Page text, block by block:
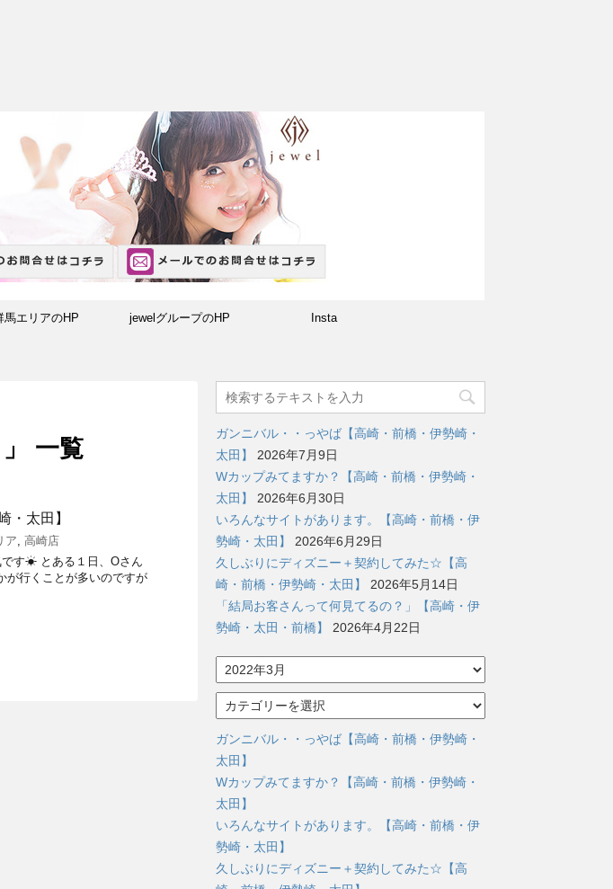
馬エリアのHP jewelグループのHP Insta
一覧
・太田】
ア, 高崎店
す☀ とある１日、Oさん
が行くことが多いのですが
ガンニバル・・っやば【高崎・前橋・伊勢崎・
太田】
2026年7月9日
Wカップみてますか？【高崎・前橋・伊勢崎・
太田】
2026年6月30日
いろんなサイトがあります。【高崎・前橋・伊
勢崎・太田】
2026年6月29日
久しぶりにディズニー＋契約してみた☆【高
崎・前橋・伊勢崎・太田】
2026年5月14日
「結局お客さんって何見てるの？」【高崎・伊
勢崎・太田・前橋】
2026年4月22日
ア
ー
イ
ブ
テ
ゴ
リ
ガンニバル・・っやば【高崎・前橋・伊勢崎・
太田】
Wカップみてますか？【高崎・前橋・伊勢崎・
太田】
いろんなサイトがあります。【高崎・前橋・伊
勢崎・太田】
久しぶりにディズニー＋契約してみた☆【高